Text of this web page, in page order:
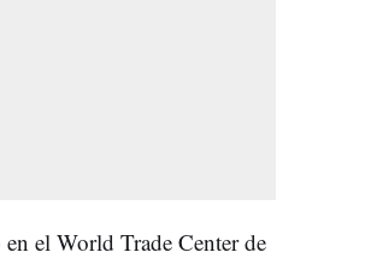
el World Trade Center de